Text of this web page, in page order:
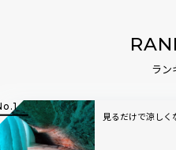
ラン
見るだけで涼し